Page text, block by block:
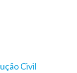
Civil